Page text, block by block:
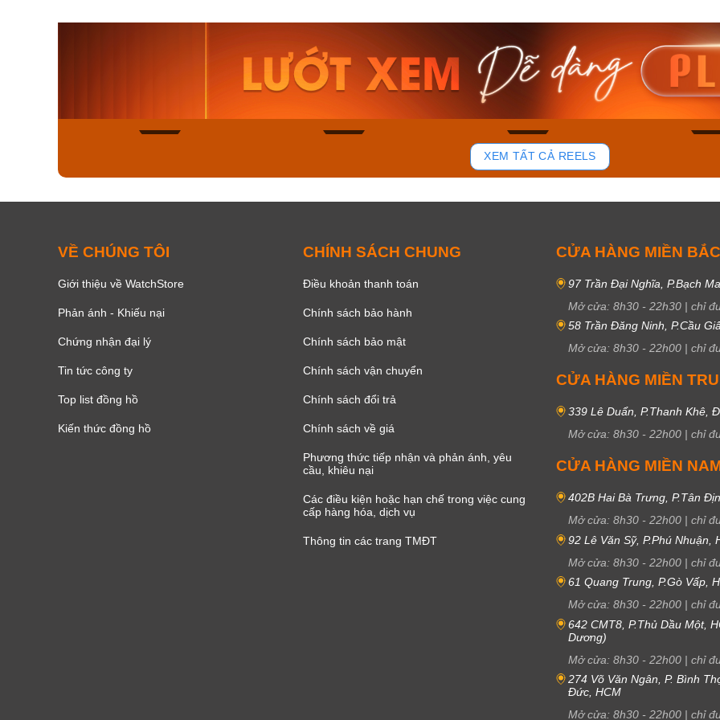
Casio Nam MTS-
115D-1AVDF
2.823.000₫
2.399.550₫
Mua ngay
37
Casio Nam MTS-
RS100L-1AVDF
4.276.000₫
3.634.600₫
Casio
230EL-
Mua
XEM TẤT CẢ REELS
VỀ CHÚNG TÔI
Giới thiệu về WatchStore
Phản ánh - Khiếu nại
Chứng nhận đại lý
Tin tức công ty
Top list đồng hồ
Kiến thức đồng hồ
CHÍNH SÁCH CHUNG
Điều khoản thanh toán
Chính sách bảo hành
Chính sách bảo mật
Chính sách vận chuyển
Chính sách đổi trả
Chính sách về giá
Phương thức tiếp nhận và phản ánh, yêu
cầu, khiêu nại
Các điều kiện hoặc hạn chế trong việc cung
cấp hàng hóa, dịch vụ
Thông tin các trang TMĐT
CỬA HÀNG MIỀN BẮC
97 Trần Đại Nghĩa, P.Bạch
Mở cửa: 8h30 - 22h30 | chỉ
58 Trần Đăng Ninh, P.Cầu
Mở cửa: 8h30 - 22h00 | chỉ
CỬA HÀNG MIỀN
339 Lê Duẩn, P.Thanh Khê,
Mở cửa: 8h30 - 22h00 | chỉ
CỬA HÀNG MIỀN
402B Hai Bà Trưng, P.Tân
Mở cửa: 8h30 - 22h00 | chỉ
92 Lê Văn Sỹ, P.Phú Nhuận,
Mở cửa: 8h30 - 22h00 | chỉ
61 Quang Trung, P.Gò Vấp,
Mở cửa: 8h30 - 22h00 | chỉ
642 CMT8, P.Thủ Dầu Một,
Dương)
Mở cửa: 8h30 - 22h00 | chỉ
274 Võ Văn Ngân, P. Bình
Đức, HCM
Mở cửa: 8h30 - 22h00 | chỉ